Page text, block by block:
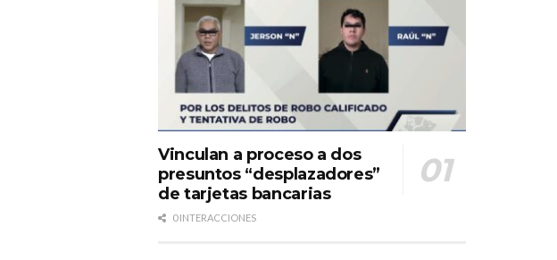
Vinculan a proceso a dos
presuntos “desplazadores”
de tarjetas bancarias
0 INTERACCIONES